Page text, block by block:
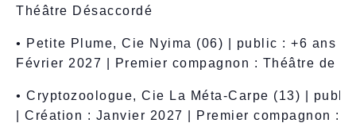
Théâtre Désaccordé
• Petite Plume, Cie Nyima (06) | public : +6 ans |
Février 2027 | Premier compagnon : Théâtre de la
• Cryptozoologue, Cie La Méta-Carpe (13) |
| Création : Janvier 2027 | Premier compagnon :